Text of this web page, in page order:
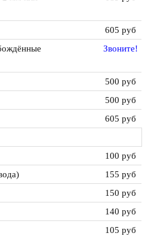
605 руб
Звоните!
500 руб
500 руб
605 руб
100 руб
155 руб
150 руб
140 руб
105 руб